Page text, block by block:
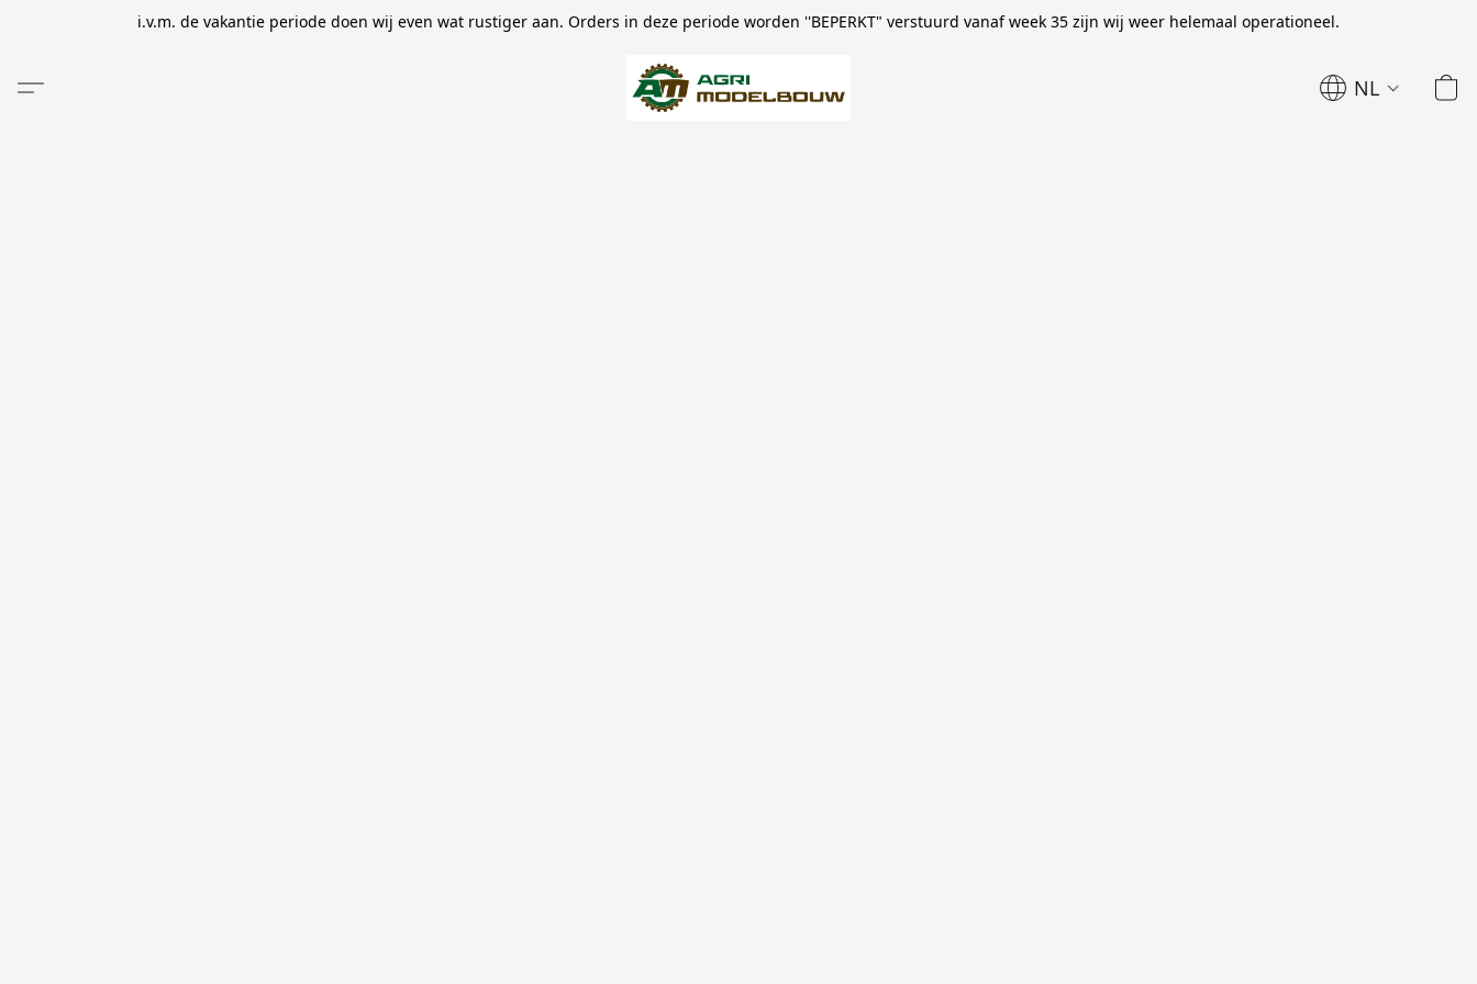
i.v.m. de vakantie periode doen wij even wat rustiger aan. Orders in deze periode worden ''BEPERKT" verstuurd vanaf week 35 zijn wij weer helemaal operationeel.
NL